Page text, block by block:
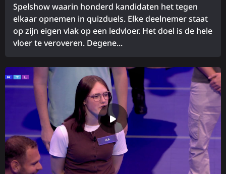
Spelshow waarin honderd kandidaten het tegen
elkaar opnemen in quizduels. Elke deelnemer staat
op zijn eigen vlak op een ledvloer. Het doel is de hele
vloer te veroveren. Degene...
meer
over